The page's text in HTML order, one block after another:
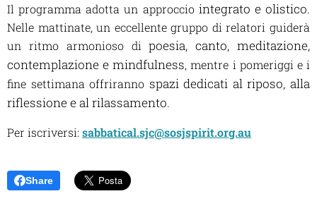
Il programma adotta un approccio integrato e olistico.
Nelle mattinate, un eccellente gruppo di relatori guiderà
un ritmo armonioso dipoesia, canto, meditazione,
contemplazione e mindfulness, mentre i pomeriggi e i
fine settimana offriranno spazi dedicati al riposo, alla
riflessione e al rilassamento.
Per iscriversi: sabbatical.sjc@sosjspirit.org.au
Share